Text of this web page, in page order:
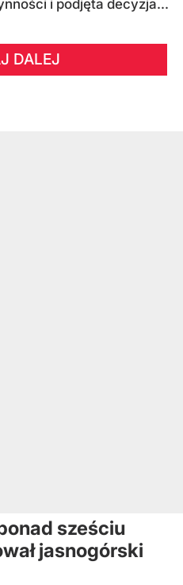
i podjęta decyzja...
DALEJ
sześciu
jasnogórski